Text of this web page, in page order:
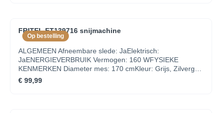
0 - 15 mmMet opvangschaal Ja
Op bestelling
FRITEL FT139716 snijmachine
ALGEMEEN Afneembare slede: JaElektrisch:
JaENERGIEVERBRUIK Vermogen: 160 WFYSIEKE
KENMERKEN Diameter mes: 170 cmKleur: Grijs, Zilvergrijs
(RAL 7001)Materiaal: InoxMestype: Gekarteld inox
mesGEBRUIKSGEMAK Dikteregeling: 0 - 20 mmMet
€ 99,99